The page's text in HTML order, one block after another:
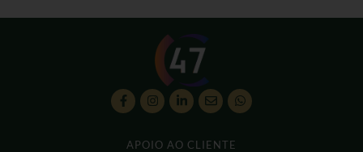
APOIO AO CLIENTE